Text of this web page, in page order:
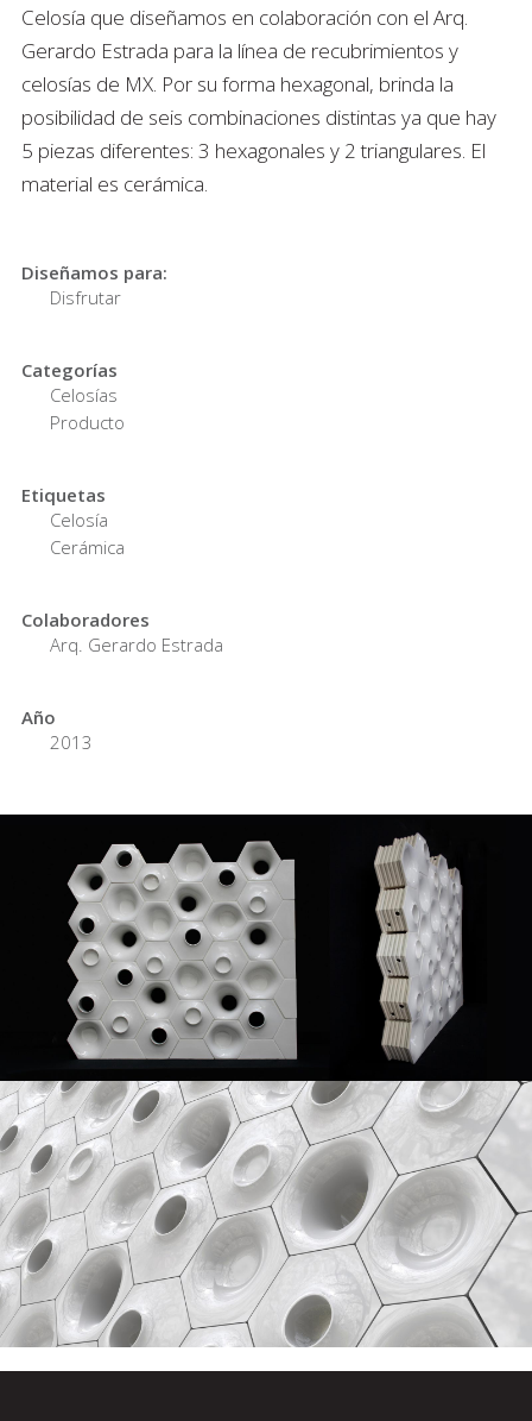
Celosía que diseñamos en colaboración con el Arq.
Gerardo Estrada para la línea de recubrimientos y
celosías de MX. Por su forma hexagonal, brinda la
posibilidad de seis combinaciones distintas ya que hay
5 piezas diferentes: 3 hexagonales y 2 triangulares. El
material es cerámica.
Diseñamos para:
Disfrutar
Categorías
Celosías
Producto
Etiquetas
Celosía
Cerámica
Colaboradores
Arq. Gerardo Estrada
Año
2013